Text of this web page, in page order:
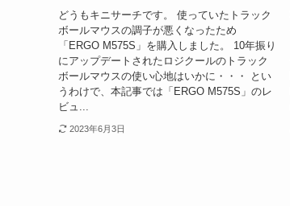
どうもキニサーチです。 使っていたトラック
ボールマウスの調子が悪くなったため
「ERGO M575S」を購入しました。 10年振り
にアップデートされたロジクールのトラック
ボールマウスの使い心地はいかに・・・ とい
うわけで、本記事では「ERGO M575S」のレ
ビュ...
2023年6月3日